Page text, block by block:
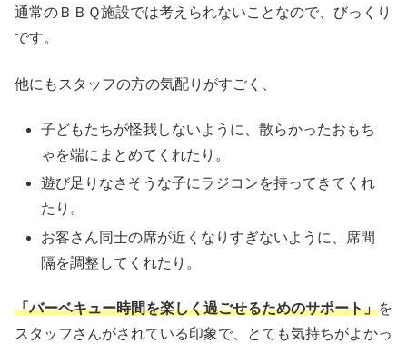
通常のＢＢＱ施設では考えられないことなので、びっくり
です。
他にもスタッフの方の気配りがすごく、
子どもたちが怪我しないように、散らかったおもち
ゃを端にまとめてくれたり。
遊び足りなさそうな子にラジコンを持ってきてくれ
たり。
お客さん同士の席が近くなりすぎないように、席間
隔を調整してくれたり。
「バーベキュー時間を楽しく過ごせるためのサポート」を
スタッフさんがされている印象で、とても気持ちがよかっ